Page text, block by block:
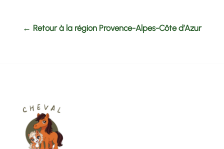
← Retour à la région Provence-Alpes-Côte d’Azur